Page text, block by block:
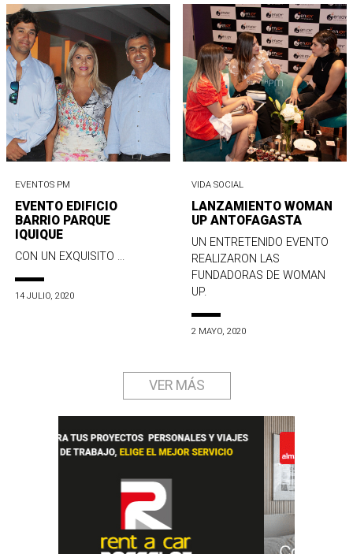
EVENTOS PM
EVENTO EDIFICIO
BARRIO PARQUE
IQUIQUE
CON UN EXQUISITO ...
14 JULIO, 2020
VIDA SOCIAL
LANZAMIENTO WOMAN
UP ANTOFAGASTA
UN ENTRETENIDO EVENTO
REALIZARON LAS
FUNDADORAS DE WOMAN
UP.
2 MAYO, 2020
VER MÁS